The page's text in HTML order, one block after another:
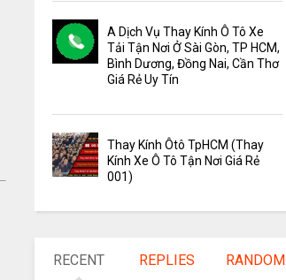
A Dịch Vụ Thay Kính Ô Tô Xe
Tải Tận Nơi Ở Sài Gòn, TP HCM,
Bình Dương, Đồng Nai, Cần Thơ
Giá Rẻ Uy Tín
Thay Kính Ôtô TpHCM (Thay
Kính Xe Ô Tô Tận Nơi Giá Rẻ
001)
RECENT REPLIES RANDOM